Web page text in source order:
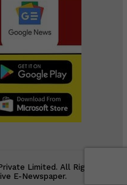
Limited. All Rights
E-Newspaper.